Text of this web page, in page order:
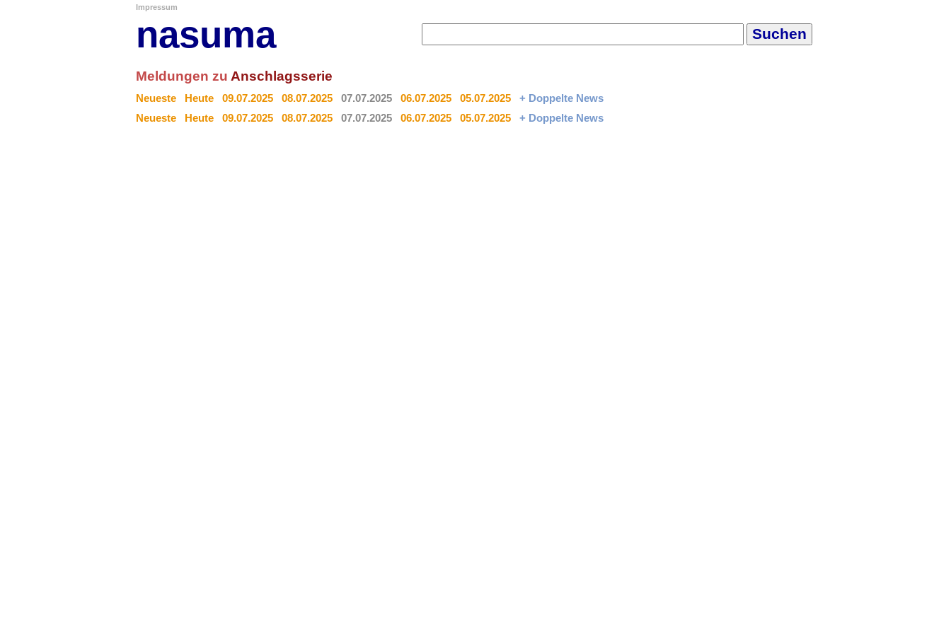
Impressum
nasuma
Meldungen zu Anschlagsserie
Neueste Heute 09.07.2025 08.07.2025 07.07.2025 06.07.2025 05.07.2025
+ Doppelte News
Neueste
Heute 09.07.2025 08.07.2025 07.07.2025 06.07.2025 05.07.2025 + Doppelte News